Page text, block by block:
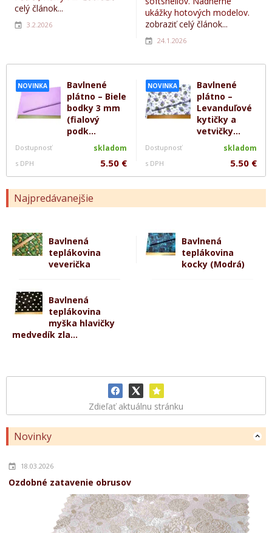
NOVINKA
Bavlnené
plátno – Biele
bodky 3 mm
(fialový
podk...
Dostupnosť skladom
s DPH 5.50 €
NOVINKA
Bavlnené
plátno –
Levanduľové
kytičky a
vetvičky...
Dostupnosť skladom
s DPH 5.50 €
Najpredávanejšie
Bavlnená
teplákovina
veverička
Bavlnená
teplákovina
kocky (Modrá)
Bavlnená
teplákovina
myška hlavičky
medvedík zla...
Zdieľať aktuálnu stránku
Novinky
18.03.2026
Ozdobné zatavenie obrusov
celý článok...
3.2.2026
ukážky hotových modelov.
zobraziť celý článok...
24.1.2026